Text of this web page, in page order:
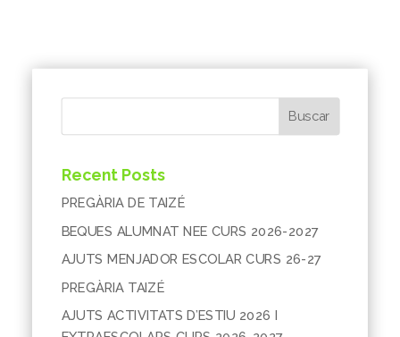
Buscar
Recent Posts
PREGÀRIA DE TAIZÉ
BEQUES ALUMNAT NEE CURS 2026-2027
AJUTS MENJADOR ESCOLAR CURS 26-27
PREGÀRIA TAIZÉ
AJUTS ACTIVITATS D’ESTIU 2026 I